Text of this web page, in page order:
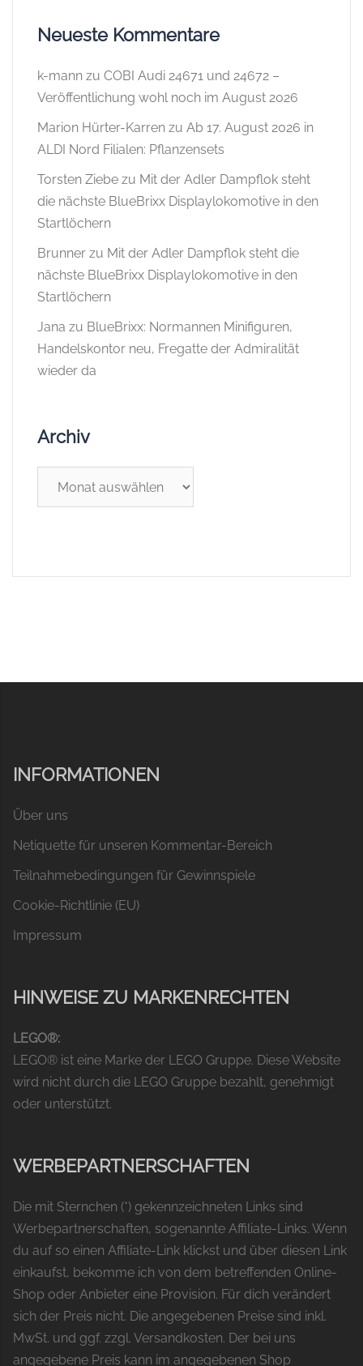
Neueste Kommentare
k-mann zu COBI Audi 24671 und 24672 –
Veröffentlichung wohl noch im August 2026
Marion Hürter-Karren zu Ab 17. August 2026 in
ALDI Nord Filialen: Pflanzensets
Torsten Ziebe zu Mit der Adler Dampflok steht
die nächste BlueBrixx Displaylokomotive in den
Startlöchern
Brunner zu Mit der Adler Dampflok steht die
nächste BlueBrixx Displaylokomotive in den
Startlöchern
Jana zu BlueBrixx: Normannen Minifiguren,
Handelskontor neu, Fregatte der Admiralität
wieder da
Archiv
INFORMATIONEN
Über uns
Netiquette für unseren Kommentar-Bereich
Teilnahmebedingungen für Gewinnspiele
Cookie-Richtlinie (EU)
Impressum
HINWEISE ZU MARKENRECHTEN
LEGO®:
LEGO® ist eine Marke der LEGO Gruppe. Diese Website
wird nicht durch die LEGO Gruppe bezahlt, genehmigt
oder unterstützt.
WERBEPARTNERSCHAFTEN
Die mit Sternchen (*) gekennzeichneten Links sind
Werbepartnerschaften, sogenannte Affiliate-Links. Wenn
du auf so einen Affiliate-Link klickst und über diesen Link
einkaufst, bekomme ich von dem betreffenden Online-
Shop oder Anbieter eine Provision. Für dich verändert
sich der Preis nicht. Die angegebenen Preise sind inkl.
MwSt. und ggf. zzgl. Versandkosten. Der bei uns
angegebene Preis kann im angegebenen Shop